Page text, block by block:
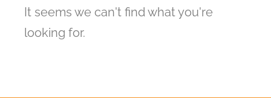
It seems we can't find what you're
looking for.